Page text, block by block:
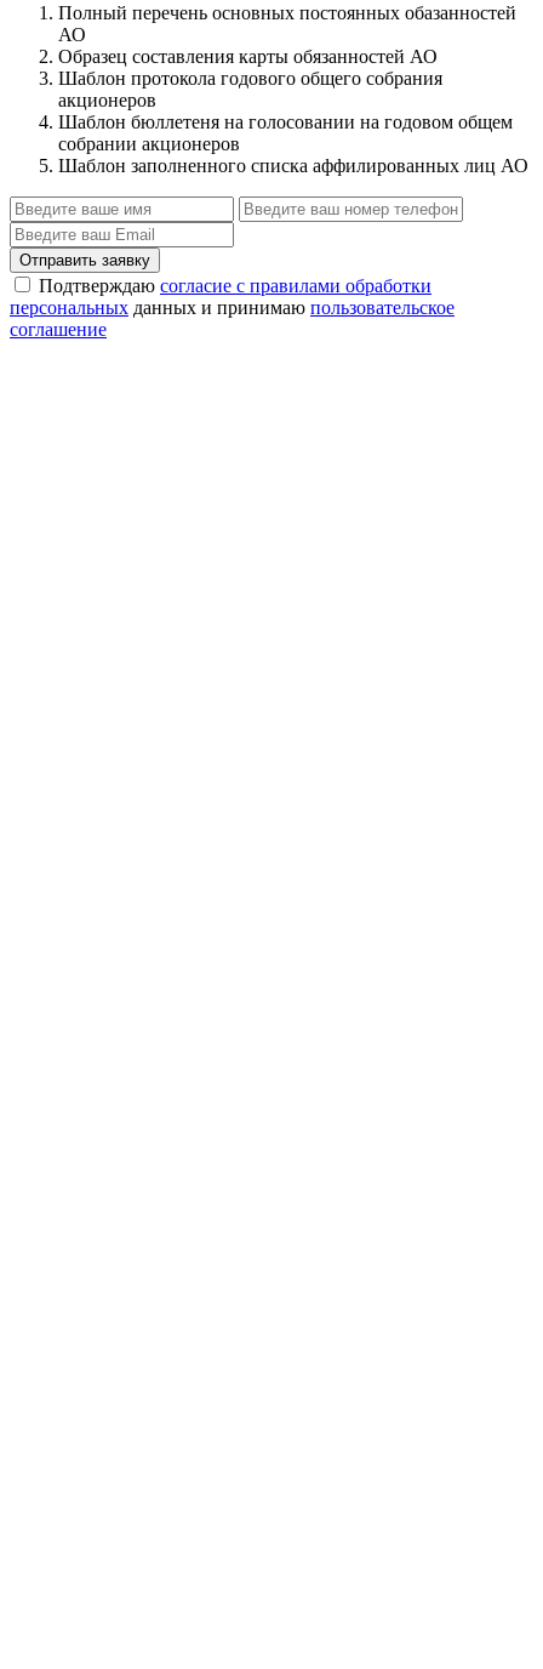
Полный перечень основных постоянных обазанностей
АО
Образец составления карты обязанностей АО
Шаблон протокола годового общего собрания
акционеров
Шаблон бюллетеня на голосовании на годовом общем
собрании акционеров
Шаблон заполненного списка аффилированных лиц АО
Отправить заявку
Подтверждаю согласие с правилами обработки
персональных данных и принимаю пользовательское
соглашение